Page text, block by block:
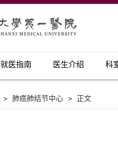
就医指南 医生介绍 科
> 肺癌肺结节中心 > 正文